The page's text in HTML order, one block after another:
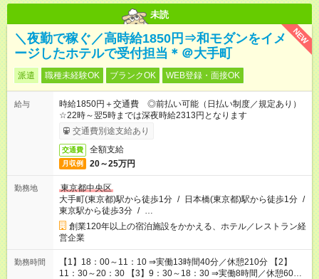
未読
NEW
＼夜勤で稼ぐ／高時給1850円⇒和モダンをイメ
ージしたホテルで受付担当＊＠大手町
派遣 職種未経験OK ブランクOK WEB登録・面接OK
給与
時給1850円＋交通費 ◎前払い可能（日払い制度／規定あり）
☆22時～翌5時までは深夜時給2313円となります
交通費別途支給あり
交通費 全額支給
月収例 20～25万円
勤務地
東京都中央区
大手町(東京都)駅から徒歩1分 / 日本橋(東京都)駅から徒歩1分 /
東京駅から徒歩3分 / …
創業120年以上の宿泊施設をかかえる、ホテル／レストラン経
営企業
勤務時間
【1】18：00～11：10 ⇒実働13時間40分／休憩210分 【2】
11：30～20：30 【3】9：30～18：30 ⇒実働8時間／休憩60分